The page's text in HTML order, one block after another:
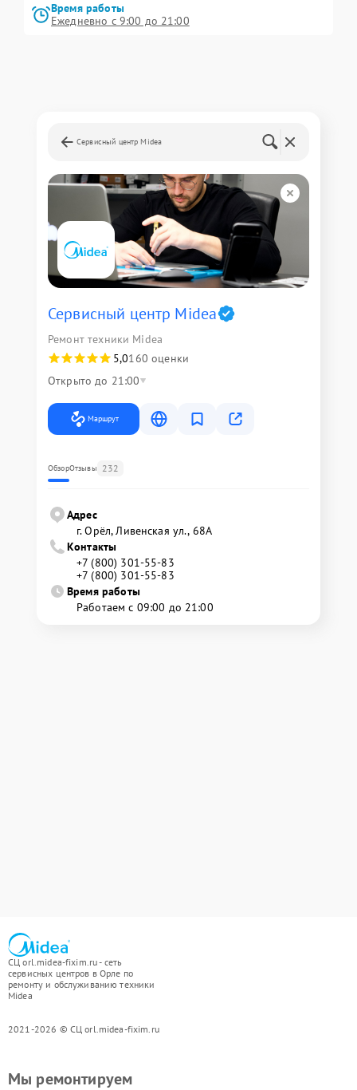
Время работы
Ежедневно с 9:00 до 21:00
Сервисный центр Midea
Сервисный центр Midea
Ремонт техники Midea
5,0160 оценки
Открыто до 21:00
Маршрут
ОбзорОтзывы 232
Адрес
г. Орёл, Ливенская ул., 68А
Контакты
+7 (800) 301-55-83
+7 (800) 301-55-83
Время работы
Работаем с 09:00 до 21:00
СЦ orl.midea-fixim.ru - сеть
сервисных центров в Орле по
ремонту и обслуживанию техники
Midea
2021-2026 © СЦ orl.midea-fixim.ru
Мы ремонтируем